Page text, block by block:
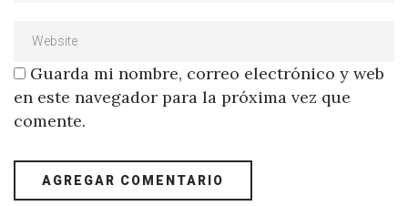
Guarda mi nombre, correo electrónico y web
en este navegador para la próxima vez que
comente.